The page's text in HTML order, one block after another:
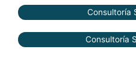
Consultoría
Consultoría